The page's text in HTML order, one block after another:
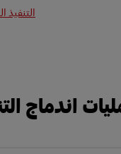
التنفيذ
اندماج